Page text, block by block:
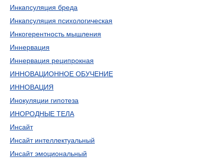
Инкапсуляция бреда
Инкапсуляция психологическая
Инкогерентность мышления
Иннервация
Иннервация реципрокная
ИННОВАЦИОННОЕ ОБУЧЕНИЕ
ИННОВАЦИЯ
Инокуляции гипотеза
ИНОРОДНЫЕ ТЕЛА
Инсайт
Инсайт интеллектуальный
Инсайт эмоциональный